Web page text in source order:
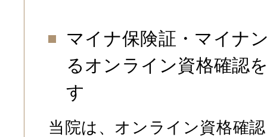
マイナ保険証・マイナ
るオンライン資格確認
す
当院は、オンライン資格確